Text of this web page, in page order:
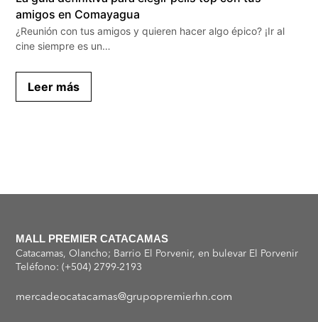
amigos en Comayagua
¿Reunión con tus amigos y quieren hacer algo épico? ¡Ir al
cine siempre es un…
Leer más
MALL PREMIER CATACAMAS
Catacamas, Olancho; Barrio El Porvenir, en bulevar El Porvenir
Teléfono: (+504) 2799-2193
mercadeocatacamas@grupopremierhn.com